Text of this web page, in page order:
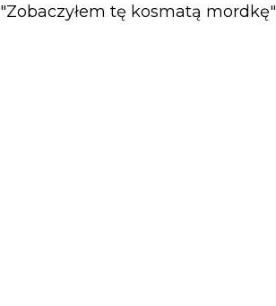
"Zobaczyłem tę kosmatą mordkę"